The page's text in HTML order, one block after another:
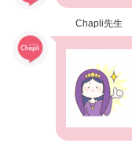
Chapli先生